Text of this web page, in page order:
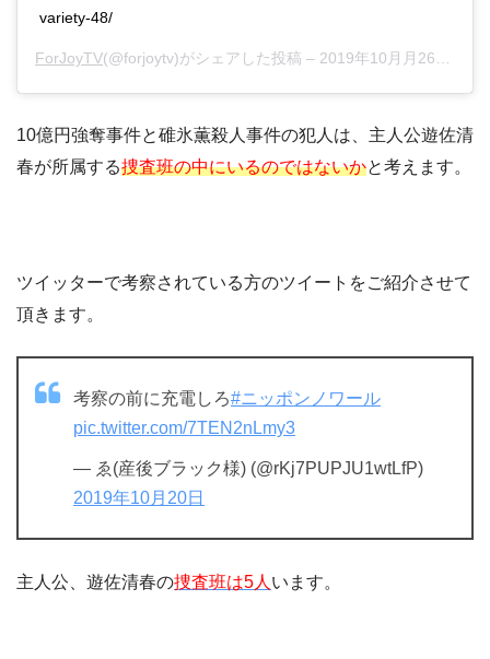
variety-48/
ForJoyTV(@forjoytv)がシェアした投稿 – 2019年10月月26日午前3時43分PDT
10億円強奪事件と碓氷薫殺人事件の犯人は、主人公遊佐清
春が所属する捜査班の中にいるのではないかと考えます。
ツイッターで考察されている方のツイートをご紹介させて
頂きます。
考察の前に充電しろ#ニッポンノワール
pic.twitter.com/7TEN2nLmy3
— ゑ(産後ブラック様) (@rKj7PUPJU1wtLfP)
2019年10月20日
主人公、遊佐清春の捜査班は5人 います。